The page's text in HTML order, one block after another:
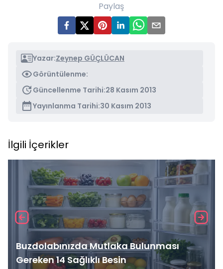
Paylaş
Yazar:Zeynep GÜÇLÜCAN
Görüntülenme:
Güncellenme Tarihi:28 Kasım 2013
Yayınlanma Tarihi:30 Kasım 2013
İlgili İçerikler
Buzdolabınızda Mutlaka Bulunması
Gereken 14 Sağlıklı Besin